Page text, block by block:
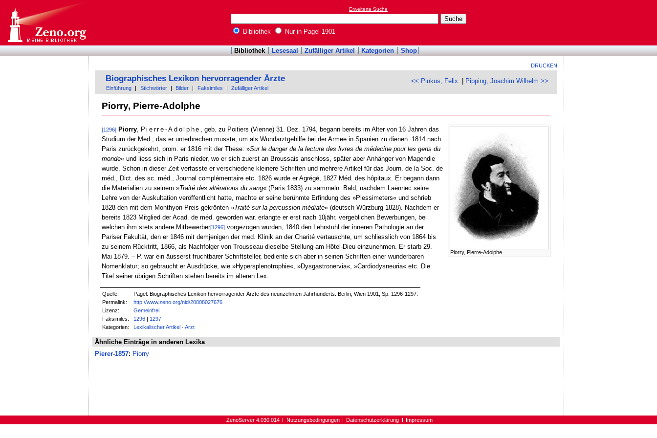
Erweiterte Suche
Bibliothek Nur in Pagel-1901
Bibliothek Lesesaal Zufälliger Artikel Kategorien Shop
DRUCKEN
<< Pinkus, Felix Pipping, Joachim Wilhelm >>
Biographisches Lexikon hervorragender Ärzte
Einführung Stichwörter Bilder Faksimiles Zufälliger Artikel
Piorry, Pierre-Adolphe
Piorry, Pierre-Adolphe
[1296] Piorry, Pierre-Adolphe
, geb. zu Poitiers (Vienne) 31. Dez. 1794, begann bereits im Alter von 16 Jahren das
Studium der Med., das er unterbrechen musste, um als Wundarztgehilfe bei der Armee in Spanien zu dienen. 1814 nach
Paris zurückgekehrt, prom. er 1816 mit der These: »Sur le danger de la lecture des livres de médecine pour les gens du
monde« und liess sich in Paris nieder, wo er sich zuerst an Broussais anschloss, später aber Anhänger von Magendie
wurde. Schon in dieser Zeit verfasste er verschiedene kleinere Schriften und mehrere Artikel für das Journ. de la Soc. de
méd., Dict. des sc. méd., Journal complémentaire etc. 1826 wurde er Agrégé, 1827 Méd. des hôpitaux. Er begann dann
die Materialien zu seinem »Traité des altérations du sang« (Paris 1833) zu sammeln. Bald, nachdem Laënnec seine
Lehre von der Auskultation veröffentlicht hatte, machte er seine berühmte Erfindung des »Plessimeters« und schrieb
1828 den mit dem Monthyon-Preis gekrönten »Traité sur la percussion médiate« (deutsch Würzburg 1828). Nachdem er
bereits 1823 Mitglied der Acad. de méd. geworden war, erlangte er erst nach 10jähr. vergeblichen Bewerbungen, bei
welchen ihm stets andere Mitbewerber[1296]vorgezogen wurden, 1840 den Lehrstuhl der inneren Pathologie an der
Pariser Fakultät, den er 1846 mit demjenigen der med. Klinik an der Charité vertauschte, um schliesslich von 1864 bis
zu seinem Rücktritt, 1866, als Nachfolger von Trousseau dieselbe Stellung am Hôtel-Dieu einzunehmen. Er starb 29.
Mai 1879. – P. war ein äusserst fruchtbarer Schriftsteller, bediente sich aber in seinen Schriften einer wunderbaren
Nomenklatur; so gebraucht er Ausdrücke, wie »Hypersplenotrophie«, »Dysgastronervia«, »Cardiodysneuria« etc. Die
Titel seiner übrigen Schriften stehen bereits im älteren Lex.
Quelle:
Pagel: Biographisches Lexikon hervorragender Ärzte des neunzehnten Jahrhunderts. Berlin, Wien 1901, Sp. 1296-1297.
Permalink:
http://www.zeno.org/nid/20008027676
Lizenz:
Gemeinfrei
Faksimiles:
1296 |1297
Kategorien:
Lexikalischer Artikel ·Arzt
Ähnliche Einträge in anderen Lexika
Pierer-1857: Piorry
ZenoServer 4.030.014 Nutzungsbedingungen Datenschutzerklärung Impressum